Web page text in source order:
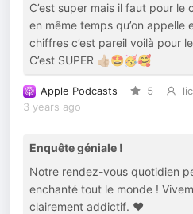
C’est super mais il faut pour
en même temps qu’on appelle
chiffres c’est pareil voilà pour
C’est SUPER 👍🏼🤩🥳🥰
Apple Podcasts 5
3 years ago
Enquête géniale !
Notre rendez-vous quotidien
enchanté tout le monde !
clairement addictif. ❤️